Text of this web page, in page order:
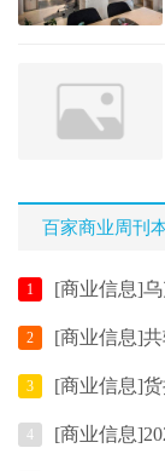
百家商业周刊
1
2
3
4